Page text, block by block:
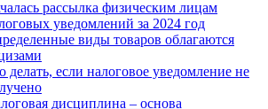
рассылка физическим лицам
уведомлений за 2024 год
виды товаров облагаются
делать, если налоговое уведомление не
дисциплина – основа